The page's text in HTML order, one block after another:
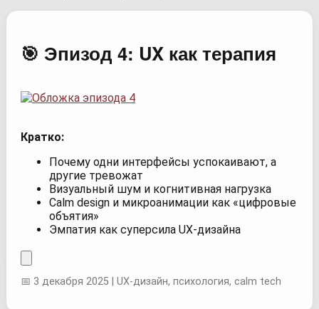
🎯 Эпизод 4: UX как терапия
Кратко:
Почему одни интерфейсы успокаивают, а
другие тревожат
Визуальный шум и когнитивная нагрузка
Calm design и микроанимации как «цифровые
объятия»
Эмпатия как суперсила UX-дизайна
📅 3 декабря 2025 | UX-дизайн, психология, calm tech